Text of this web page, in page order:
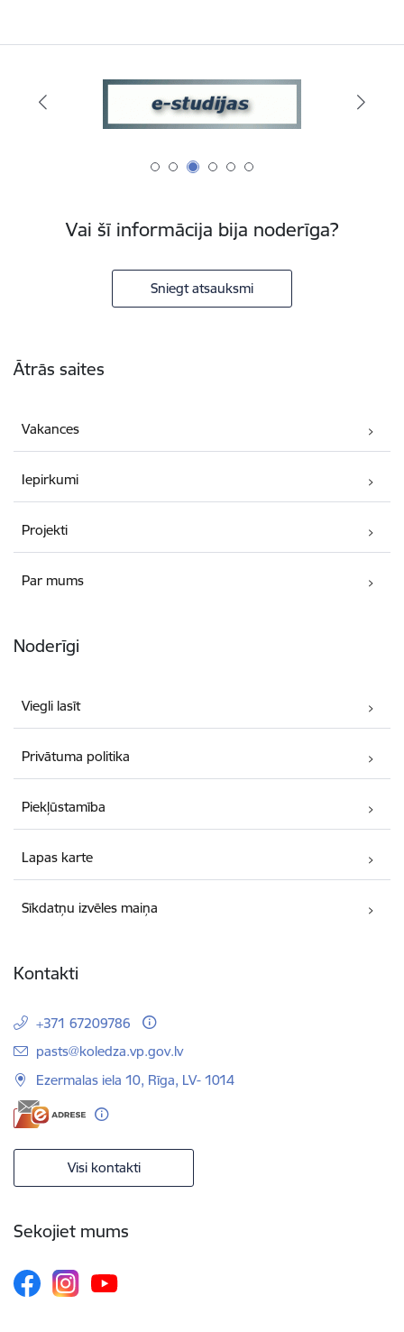
Vai šī informācija bija noderīga?
Sniegt atsauksmi
Ātrās saites
Vakances
Iepirkumi
Projekti
Par mums
Noderīgi
Viegli lasīt
Privātuma politika
Piekļūstamība
Lapas karte
Sīkdatņu izvēles maiņa
Kontakti
+371 67209786
E-pasts:
pasts@koledza.vp.gov.lv
Ezermalas iela 10, Rīga, LV- 1014
Visi kontakti
Sekojiet mums